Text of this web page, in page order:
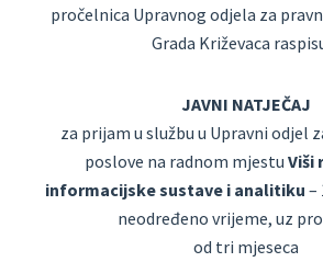
pročelnica Upravnog odjela za
Grada Križevaca
JAVNI NATJEČAJ
za prijam u službu u Upravni odjel
poslove na radnom mjestu Viši
informacijske sustave i analitiku –
neodređeno vrijeme, uz
od tri mjeseca